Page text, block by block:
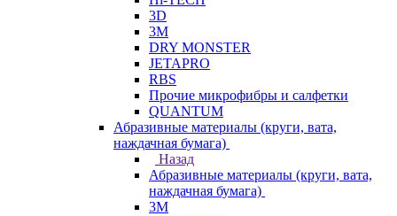
3D
3М
DRY MONSTER
JETAPRO
RBS
Прочие микрофибры и салфетки
QUANTUM
Абразивные материалы (круги, вата,
наждачная бумага)
Назад
Абразивные материалы (круги, вата,
наждачная бумага)
3М